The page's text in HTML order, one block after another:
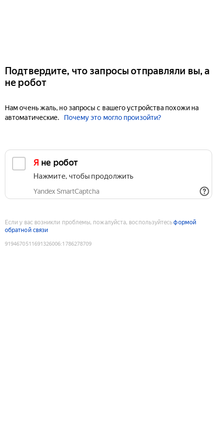
Подтвердите, что запросы отправляли вы, а
не робот
Нам очень жаль, но запросы с вашего устройства похожи на
автоматические.
Почему это могло произойти?
Я не робот
Нажмите, чтобы продолжить
Yandex SmartCaptcha
Если у вас возникли проблемы, пожалуйста, воспользуйтесьформой
обратной связи
9194670511691326006:1786278709